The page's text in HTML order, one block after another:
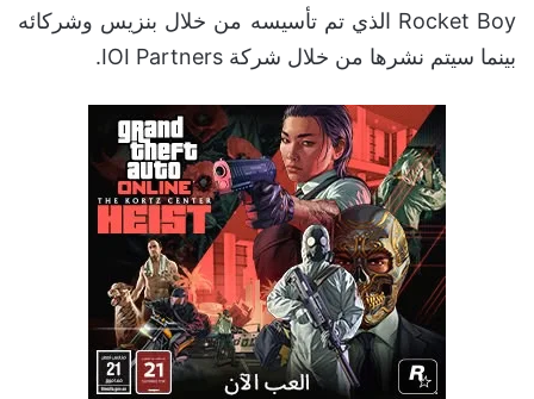
Rocket Boy الذي تم تأسيسه من خلال بنزيس وشركائه
بينما سيتم نشرها من خلال شركة IOI Partners.